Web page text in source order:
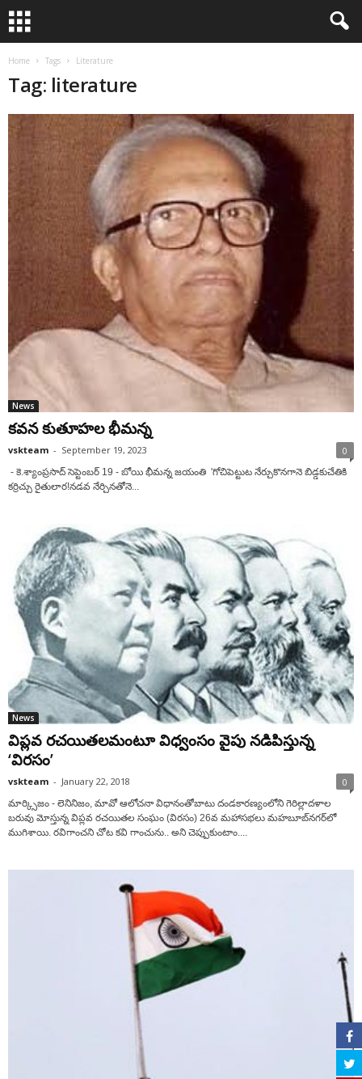
Home Tags Literature
Tag: literature
News
కవన కుతూహల భీమన్న
vskteam - September 19, 2023 0
- కె.శ్యాంప్రసాద్‌ సెప్టెంబ‌ర్ 19 - బోయి భీమన్న జయంతి 'గోచిపెట్టుట నేర్చుకొనగానె బిడ్డకుచేతికి
కర్రిచ్చు రైతులార!నడవ నేర్చినతోనె...
News
విప్లవ రచయితలమంటూ విధ్వంసం వైపు నడిపిస్తున్న
‘విరసం’
vskteam - January 22, 2018 0
మార్క్సిజం - లెనినిజం, మావో ఆలోచనా విధానంతోబాటు దండకారణ్యంలోని గెరిల్లాదళాల
బరువు మోస్తున్న విప్లవ రచయితల సంఘం (విరసం) 26వ మహాసభలు మహబూబ్‌నగర్‌లో
ముగిశాయి. రవిగాంచని చోట కవి గాంచును.. అని చెప్పుకుంటాం....